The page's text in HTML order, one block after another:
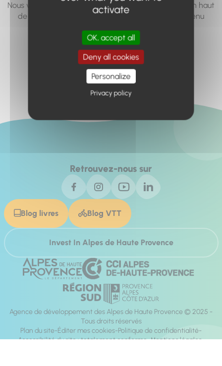
Nous vous invitons à utiliser le moteur de recherche en haut
de page, ou à utiliser le menu pour trouver le contenu
Retour à l'accueil
Retrouvez-nous sur
Blog livres Blog VTT
Invest In Alpes de Haute Provence
Agence de développement des Alpes de Haute Provence © 2025 -
Tous droits réservés
Plan du site Éditer mes cookies Politique de confidentialité
Accessibilité du site : totalement conforme Mentions légales
activate
OK, accept all
Deny all cookies
Personalize
Privacy policy